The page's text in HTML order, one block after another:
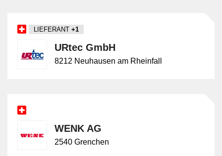
LIEFERANT +1
URtec GmbH
8212 Neuhausen am Rheinfall
WENK AG
2540 Grenchen